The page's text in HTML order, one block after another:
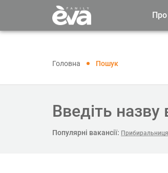
Про
Головна Пошук
Введіть назву
Популярні вакансії: